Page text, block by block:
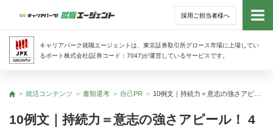
採用ご担当者様へ
キャリアパーク就職エージェントは、東京証券取引所グロース市場に上場してい
るポート株式会社(証券コード：7047)が運営しているサービスです。
トッ
トップ
就活コンテンツ 書類選考 自己PR
10例文｜持続力＝意志の強さアピール！ 4